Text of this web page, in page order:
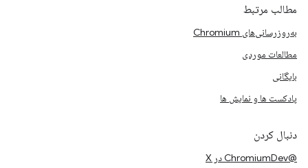
مطالب مرتبط
به‌روزرسانی‌های Chromium
مطالعات موردی
بایگانی
پادکست ها و نمایش ها
دنبال کردن
@ChromiumDev در X